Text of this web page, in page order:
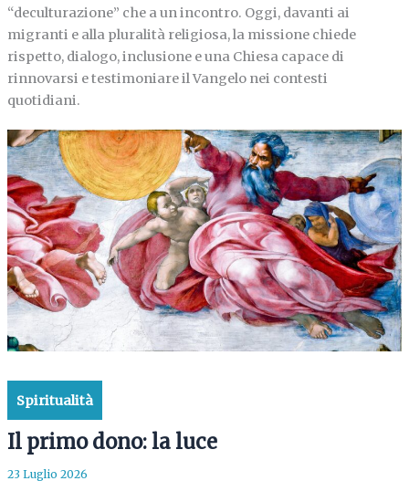
“deculturazione” che a un incontro. Oggi, davanti ai
migranti e alla pluralità religiosa, la missione chiede
rispetto, dialogo, inclusione e una Chiesa capace di
rinnovarsi e testimoniare il Vangelo nei contesti
quotidiani.
Spiritualità
Il primo dono: la luce
23 Luglio 2026